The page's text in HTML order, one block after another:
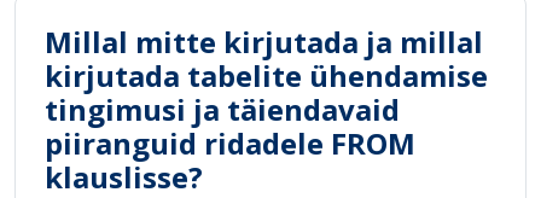
Millal mitte kirjutada ja millal
kirjutada tabelite ühendamise
tingimusi ja täiendavaid
piiranguid ridadele FROM
klauslisse?